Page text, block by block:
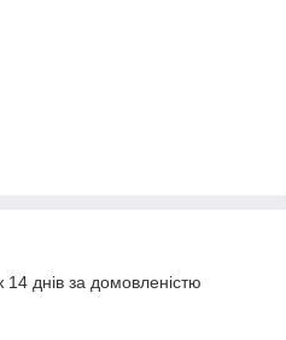
днів за домовленістю